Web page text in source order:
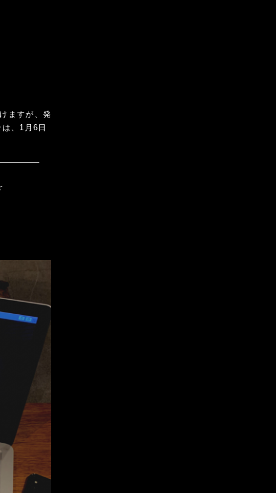
ますが、発
、1月6日